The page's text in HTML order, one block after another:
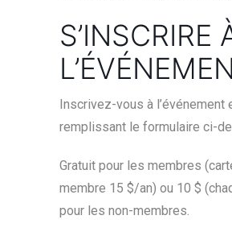
S’INSCRIRE
Inscrivez-vous à l’événement
remplissant le formulaire ci-
Gratuit pour les membres
membre 15 $/an) ou 10 $
pour les non-membres.